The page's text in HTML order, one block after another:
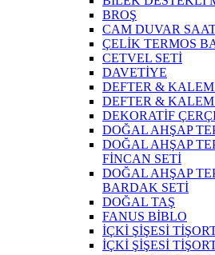
BROŞ
CAM DUVAR
ÇELİK TERMOS
CETVEL SETİ
DAVETİYE
DEFTER &
DEFTER &
DEKORATİF
DOĞAL AHŞAP
DOĞAL AHŞAP
FİNCAN SETİ
DOĞAL AHŞAP
BARDAK SETİ
DOĞAL TAŞ
FANUS BİBLO
İÇKİ ŞİŞESİ
İÇKİ ŞİŞESİ